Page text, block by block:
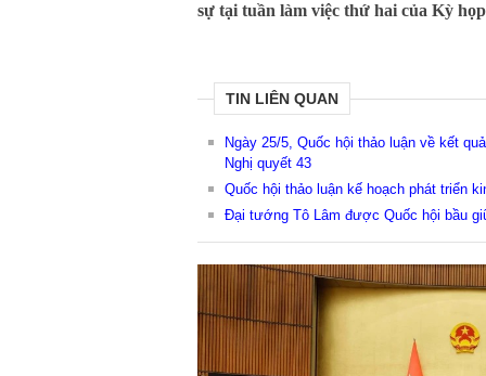
sự tại tuần làm việc thứ hai của Kỳ
TIN LIÊN QUAN
Ngày 25/5, Quốc hội thảo luận về kết
Nghị quyết 43
Quốc hội thảo luận kế hoạch phát triển
Đại tướng Tô Lâm được Quốc hội bầu